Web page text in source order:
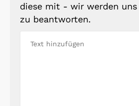
diese mit - wir werden uns
zu beantworten.